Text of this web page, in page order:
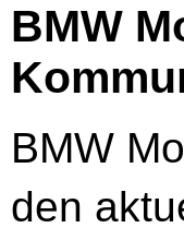
BMW
BMW
den